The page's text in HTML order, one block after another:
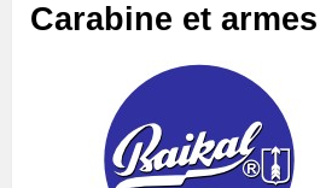
Carabine et armes